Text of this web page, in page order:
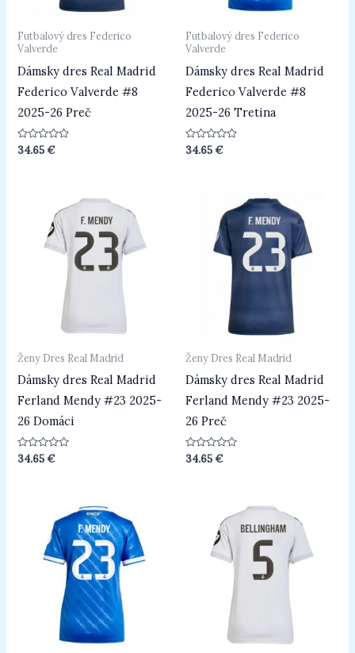
Futbalový dres Federico
Valverde
Dámsky dres Real Madrid
Federico Valverde #8
2025-26 Preč
Hodnotenie
0
34.65€
Futbalový dres Federico
Valverde
Dámsky dres Real Madrid
Federico Valverde #8
2025-26 Tretina
Hodnotenie
0
34.65€
Ženy Dres Real Madrid
Dámsky dres Real Madrid
Ferland Mendy #23 2025-
26 Domáci
Hodnotenie
34.65€
Ženy Dres Real Madrid
Dámsky dres Real Madrid
Ferland Mendy #23 2025-
26 Preč
Hodnotenie
34.65€